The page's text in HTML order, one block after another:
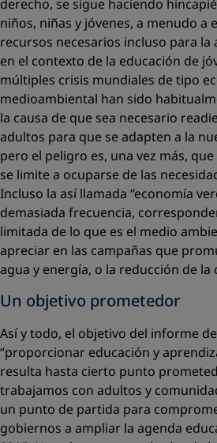
derecho, se sigue haciendo
niños, niñas y jóvenes, a menudo a
recursos necesarios incluso para la
en el contexto de la educación de
múltiples crisis mundiales de tipo
medioambiental han sido
la causa de que sea necesario
adultos para que se adapten a la
pero el peligro es, una vez más,
se limite a ocuparse de las
Incluso la así llamada “economía
demasiada frecuencia,
limitada de lo que es el medio
apreciar en las campañas que
agua y energía, o la reducción de la
Un objetivo prometedor
Así y todo, el objetivo del informe
“proporcionar educación y
resulta hasta cierto punto
trabajamos con adultos y
un punto de partida para
gobiernos a ampliar la agenda